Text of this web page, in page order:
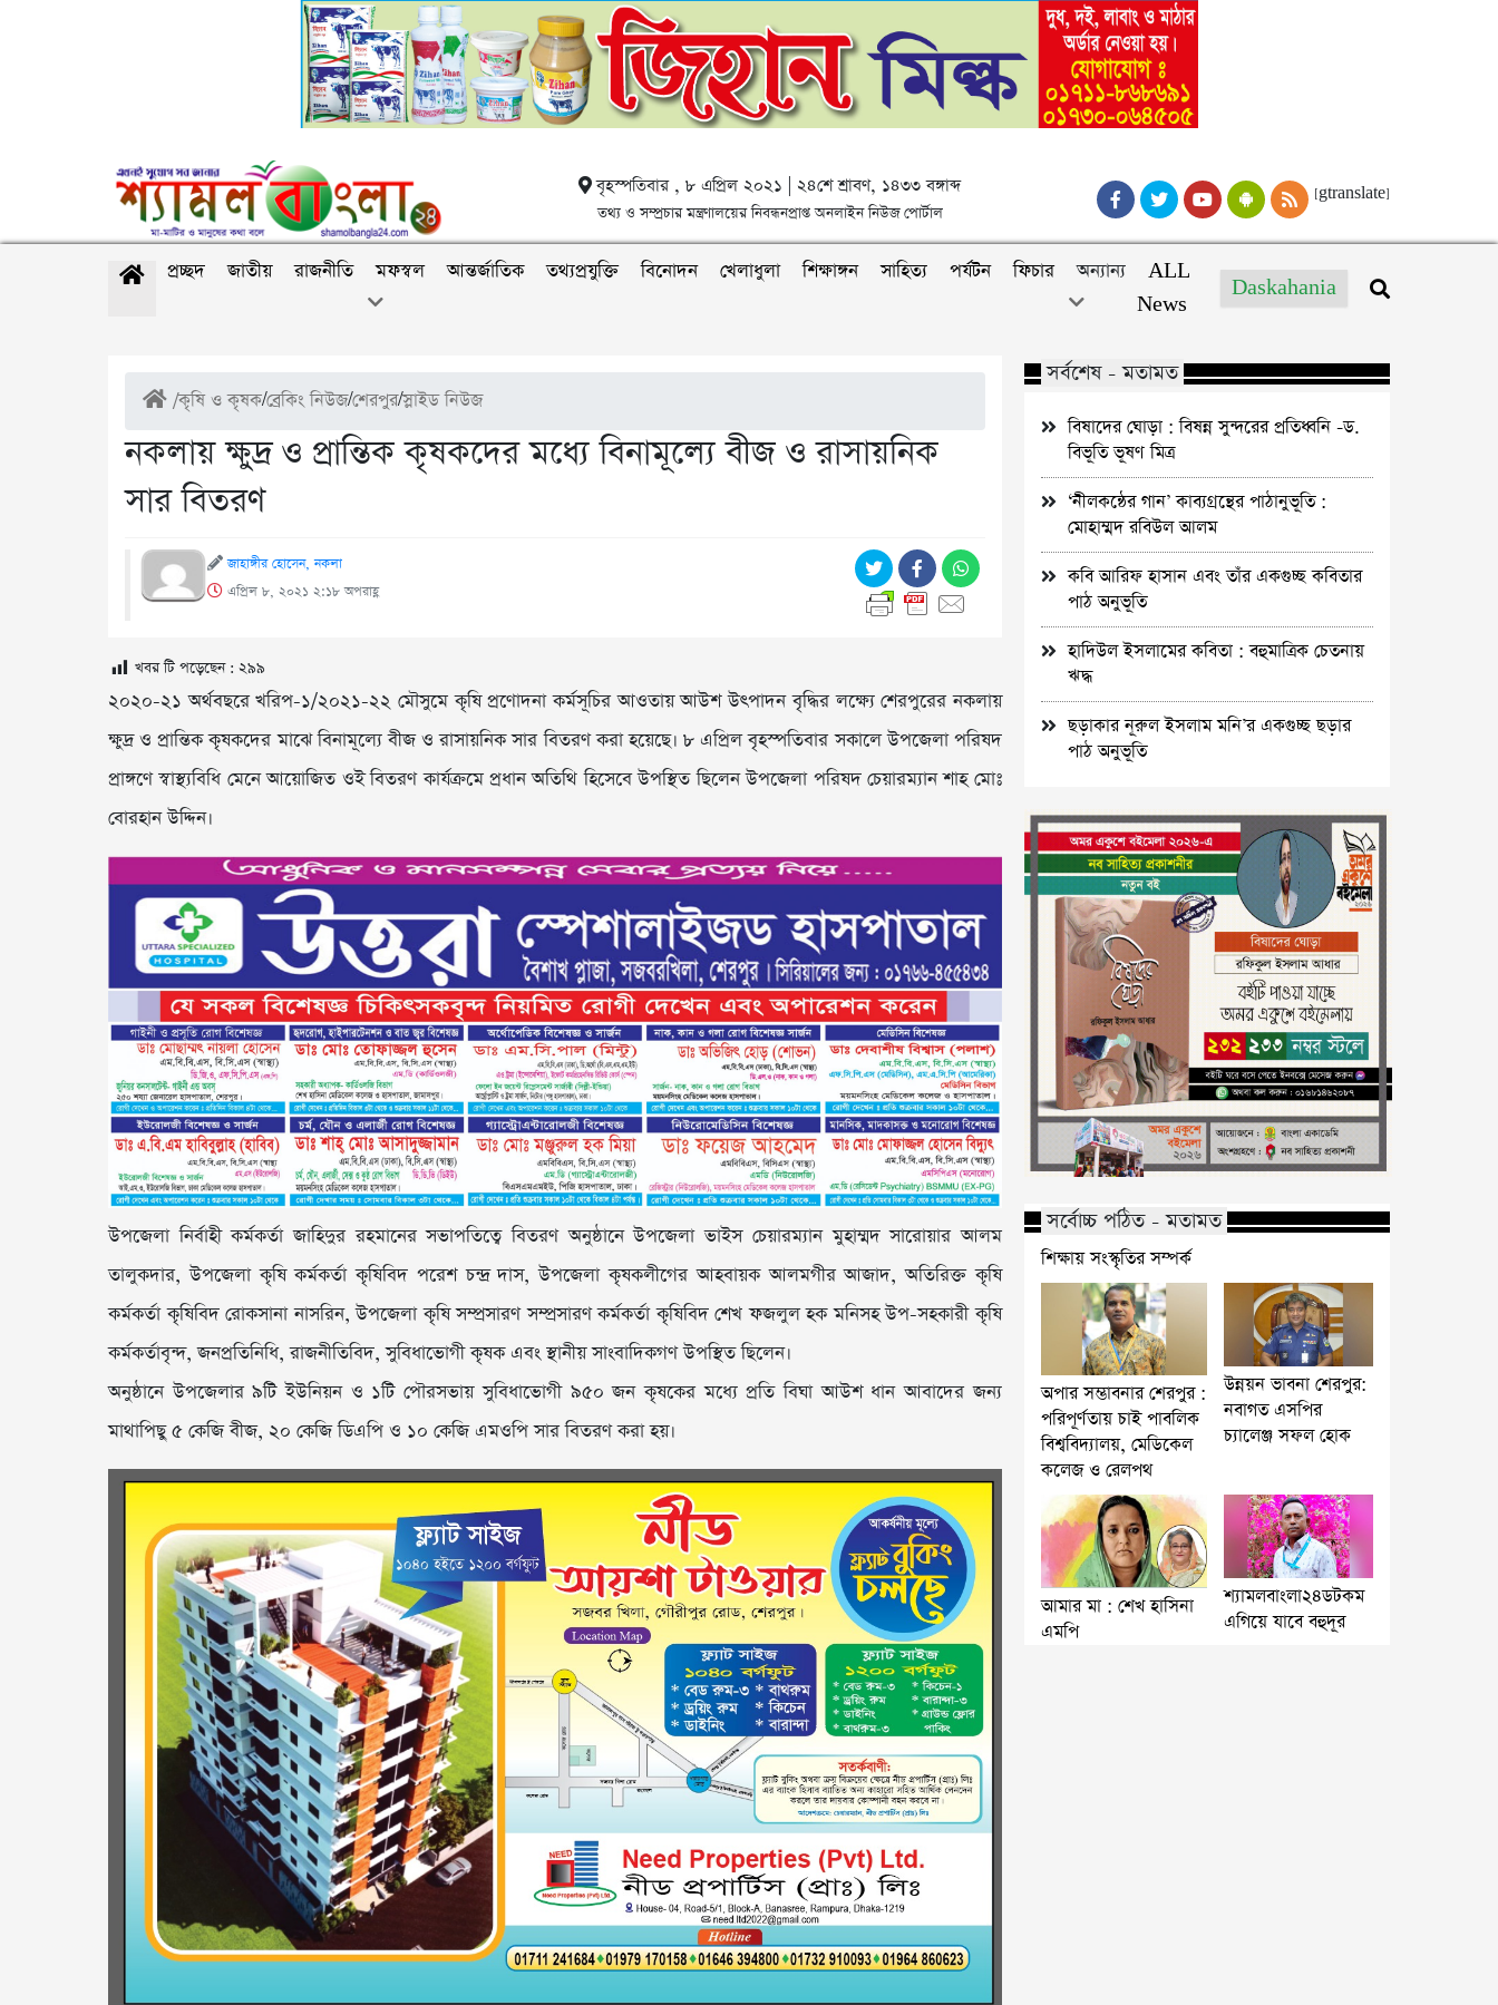
বৃহস্পতিবার , ৮ এপ্রিল ২০২১ | ২৪শে শ্রাবণ, ১৪৩৩ বঙ্গাব্দ
তথ্য ও সম্প্রচার মন্ত্রণালয়ের নিবন্ধনপ্রাপ্ত অনলাইন নিউজ পোর্টাল
[gtranslate]
প্রচ্ছদ জাতীয় রাজনীতি মফস্বল আন্তর্জাতিক তথ্যপ্রযুক্তি বিনোদন খেলাধুলা শিক্ষাঙ্গন সাহিত্য পর্যটন ফিচার অন্যান্য
ALL
News
Daskahania
/কৃষি ও কৃষক/ব্রেকিং নিউজ/শেরপুর/স্লাইড নিউজ
নকলায় ক্ষুদ্র ও প্রান্তিক কৃষকদের মধ্যে বিনামূল্যে বীজ ও রাসায়নিক
সার বিতরণ
জাহাঙ্গীর হোসেন, নকলা
এপ্রিল ৮, ২০২১ ২:১৮ অপরাহ্ণ
খবর টি পড়েছেন : ২৯৯
২০২০-২১ অর্থবছরে খরিপ-১/২০২১-২২ মৌসুমে কৃষি প্রণোদনা কর্মসূচির আওতায় আউশ উৎপাদন বৃদ্ধির লক্ষ্যে শেরপুরের নকলায়
ক্ষুদ্র ও প্রান্তিক কৃষকদের মাঝে বিনামূল্যে বীজ ও রাসায়নিক সার বিতরণ করা হয়েছে। ৮ এপ্রিল বৃহস্পতিবার সকালে উপজেলা পরিষদ
প্রাঙ্গণে স্বাস্থ্যবিধি মেনে আয়োজিত ওই বিতরণ কার্যক্রমে প্রধান অতিথি হিসেবে উপস্থিত ছিলেন উপজেলা পরিষদ চেয়ারম্যান শাহ মোঃ
বোরহান উদ্দিন।
উপজেলা নির্বাহী কর্মকর্তা জাহিদুর রহমানের সভাপতিত্বে বিতরণ অনুষ্ঠানে উপজেলা ভাইস চেয়ারম্যান মুহাম্মদ সারোয়ার আলম
তালুকদার, উপজেলা কৃষি কর্মকর্তা কৃষিবিদ পরেশ চন্দ্র দাস, উপজেলা কৃষকলীগের আহবায়ক আলমগীর আজাদ, অতিরিক্ত কৃষি
কর্মকর্তা কৃষিবিদ রোকসানা নাসরিন, উপজেলা কৃষি সম্প্রসারণ সম্প্রসারণ কর্মকর্তা কৃষিবিদ শেখ ফজলুল হক মনিসহ উপ-সহকারী কৃষি
কর্মকর্তাবৃন্দ, জনপ্রতিনিধি, রাজনীতিবিদ, সুবিধাভোগী কৃষক এবং স্থানীয় সাংবাদিকগণ উপস্থিত ছিলেন।
অনুষ্ঠানে উপজেলার ৯টি ইউনিয়ন ও ১টি পৌরসভায় সুবিধাভোগী ৯৫০ জন কৃষকের মধ্যে প্রতি বিঘা আউশ ধান আবাদের জন্য
মাথাপিছু ৫ কেজি বীজ, ২০ কেজি ডিএপি ও ১০ কেজি এমওপি সার বিতরণ করা হয়।
সর্বশেষ - মতামত
বিষাদের ঘোড়া : বিষন্ন সুন্দরের প্রতিধ্বনি -ড.
বিভূতি ভূষণ মিত্র
‘নীলকন্ঠের গান’ কাব্যগ্রন্থের পাঠানুভূতি :
মোহাম্মদ রবিউল আলম
কবি আরিফ হাসান এবং তাঁর একগুচ্ছ কবিতার
পাঠ অনুভূতি
হাদিউল ইসলামের কবিতা : বহুমাত্রিক চেতনায়
ঋদ্ধ
ছড়াকার নূরুল ইসলাম মনি’র একগুচ্ছ ছড়ার
পাঠ অনুভূতি
সর্বোচ্চ পঠিত - মতামত
শিক্ষায় সংস্কৃতির সম্পর্ক
অপার সম্ভাবনার শেরপুর :
পরিপূর্ণতায় চাই পাবলিক
বিশ্ববিদ্যালয়, মেডিকেল
কলেজ ও রেলপথ
উন্নয়ন ভাবনা শেরপুর:
নবাগত এসপির
চ্যালেঞ্জ সফল হোক
আমার মা : শেখ হাসিনা
এমপি
শ্যামলবাংলা২৪ডটকম
এগিয়ে যাবে বহুদূর